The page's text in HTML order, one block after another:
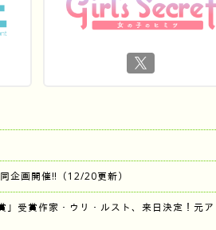
企画開催‼︎（12/20更新）
」受賞作家・ウリ・ルスト、来日決定！元